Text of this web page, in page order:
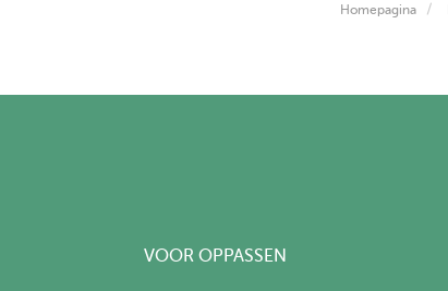
Homepagina
VOOR OPPASSEN